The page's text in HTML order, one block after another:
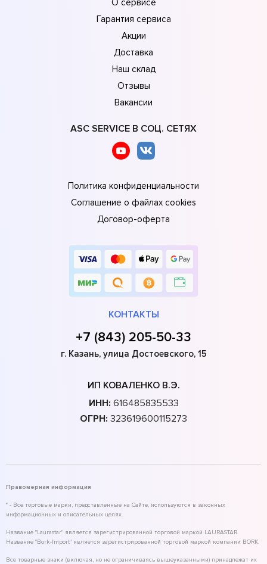
О сервисе
Гарантия сервиса
Акции
Доставка
Наш склад
Отзывы
Вакансии
ASC SERVICE В СОЦ. СЕТЯХ
Политика конфиденциальности
Соглашение о файлах cookies
Договор-оферта
КОНТАКТЫ
+7 (843) 205-50-33
г. Казань, улица Достоевского, 15
ИП КОВАЛЕНКО В.Э.
ИНН: 616485835533
ОГРН: 323619600115273
Правомерная информация
* - Все торговые марки, представленные на Сайте, используются в законных
информационных и описательных целях.
Название "Laurastar" является зарегистрированной торговой маркой LAURASTAR.
Название "Bork-Import" является зарегистрированной торговой маркой компании BORK.
Все товарные знаки (включая, но не ограничиваясь вышеуказанными) принадлежат их